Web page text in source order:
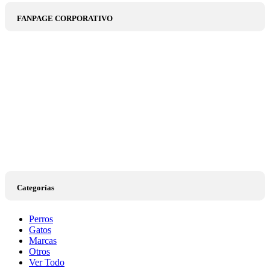
FANPAGE CORPORATIVO
Categorías
Perros
Gatos
Marcas
Otros
Ver Todo